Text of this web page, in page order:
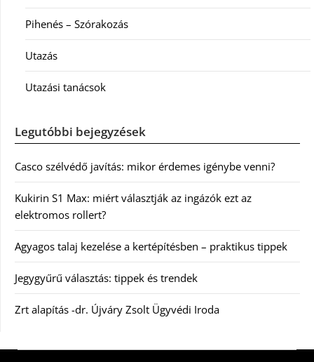
Pihenés – Szórakozás
Utazás
Utazási tanácsok
Legutóbbi bejegyzések
Casco szélvédő javítás: mikor érdemes igénybe venni?
Kukirin S1 Max: miért választják az ingázók ezt az
elektromos rollert?
Agyagos talaj kezelése a kertépítésben – praktikus tippek
Jegygyűrű választás: tippek és trendek
Zrt alapítás -dr. Újváry Zsolt Ügyvédi Iroda